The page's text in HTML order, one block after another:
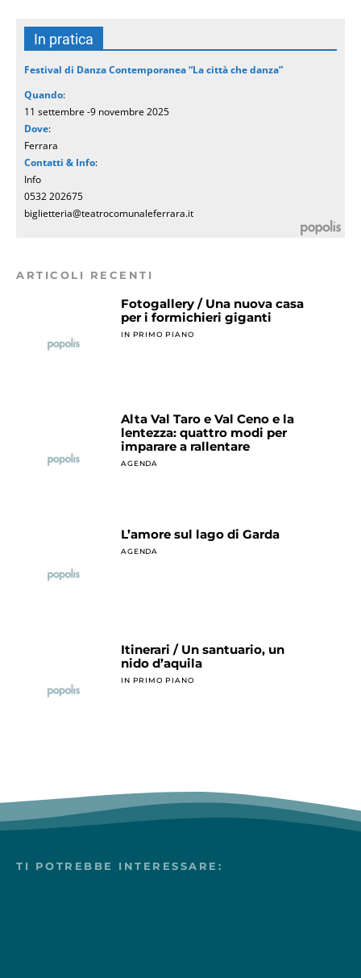
In pratica
Festival di Danza Contemporanea “La città che danza”
Quando:
11 settembre -9 novembre 2025
Dove:
Ferrara
Contatti & Info:
Info
0532 202675
biglietteria@teatrocomunaleferrara.it
ARTICOLI RECENTI
Fotogallery / Una nuova casa
per i formichieri giganti
IN PRIMO PIANO
Alta Val Taro e Val Ceno e la
lentezza: quattro modi per
imparare a rallentare
AGENDA
L’amore sul lago di Garda
AGENDA
Itinerari / Un santuario, un
nido d’aquila
IN PRIMO PIANO
TI POTREBBE INTERESSARE: